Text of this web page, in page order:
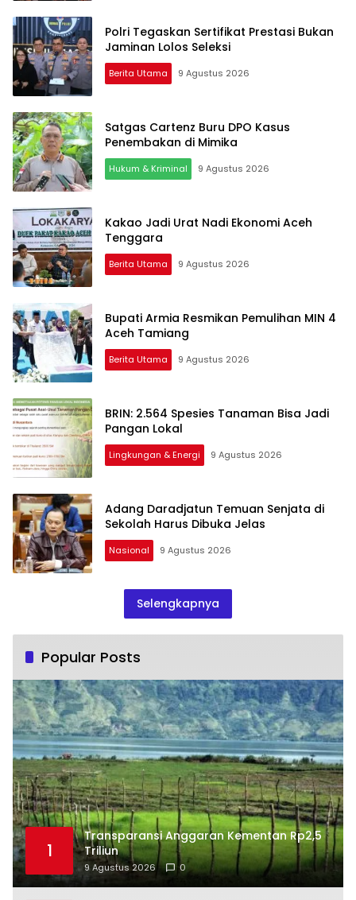
Polri Tegaskan Sertifikat Prestasi Bukan
Jaminan Lolos Seleksi
Berita Utama 9 Agustus 2026
Satgas Cartenz Buru DPO Kasus
Penembakan di Mimika
Hukum & Kriminal 9 Agustus 2026
Kakao Jadi Urat Nadi Ekonomi Aceh
Tenggara
Berita Utama 9 Agustus 2026
Bupati Armia Resmikan Pemulihan MIN 4
Aceh Tamiang
Berita Utama 9 Agustus 2026
BRIN: 2.564 Spesies Tanaman Bisa Jadi
Pangan Lokal
Lingkungan & Energi 9 Agustus 2026
Adang Daradjatun Temuan Senjata di
Sekolah Harus Dibuka Jelas
Nasional 9 Agustus 2026
Selengkapnya
Popular Posts
1
Transparansi Anggaran Kementan Rp2,5
Triliun
9 Agustus 2026 0